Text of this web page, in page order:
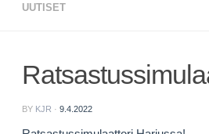
UUTISET
BY KJR · 9.4.2022